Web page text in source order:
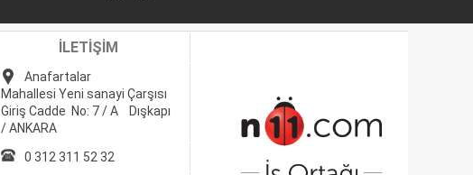
İLETİŞİM
Anafartalar
Mahallesi Yeni sanayi Çarşısı
Giriş Cadde No: 7 / A Dışkapı
/ ANKARA
0 312 311 52 32